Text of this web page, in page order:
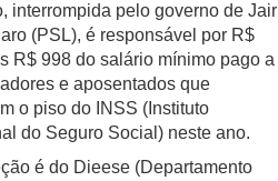
interrompida pelo governo de Jair
(PSL), é responsável por R$
R$ 998 do salário mínimo pago a
e aposentados que
o piso do INSS (Instituto
do Seguro Social) neste ano.
é do Dieese (Departamento